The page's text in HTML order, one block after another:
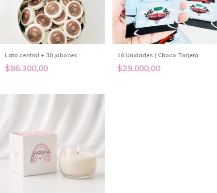
Lata central + 30 jabones
$86.300,00
10 Unidades | Choco Tarjeta
$29.000,00